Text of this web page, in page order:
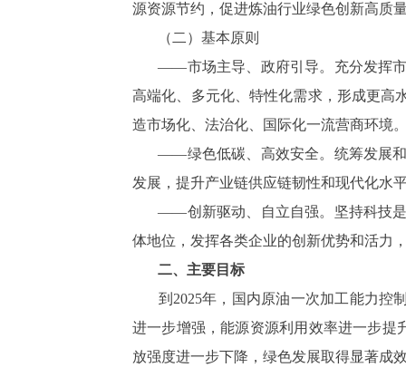
源资源节约，促进炼油行业绿色创新高质
（二）基本原则
——市场主导、政府引导。充分发挥
高端化、多元化、特性化需求，形成更高
造市场化、法治化、国际化一流营商环境
——绿色低碳、高效安全。统筹发展
发展，提升产业链供应链韧性和现代化水
——创新驱动、自立自强。坚持科技
体地位，发挥各类企业的创新优势和活力
二、主要目标
到2025年，国内原油一次加工能力控
进一步增强，能源资源利用效率进一步提
放强度进一步下降，绿色发展取得显著成